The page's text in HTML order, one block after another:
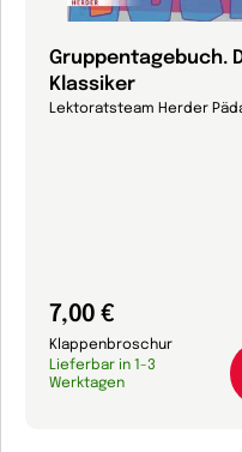
Gruppentagebuch.
Klassiker
Lektoratsteam Herder
7,00 €
Klappenbroschur
Lieferbar in 1-3
Werktagen